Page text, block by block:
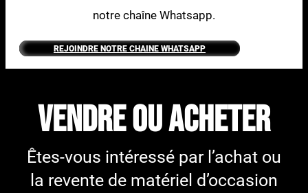
notre chaîne Whatsapp.
REJOINDRE NOTRE CHAINE WHATSAPP
VENDRE OU ACHETER
Êtes-vous intéressé par l’achat ou
la revente de matériel d’occasion